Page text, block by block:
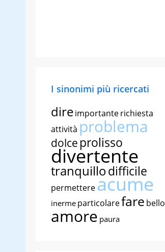
I sinonimi più ricercati
direimportanterichiesta
attività problema
dolce prolisso
divertente
tranquillodifficile
permettereacume
inerme particolarefare bello
amore paura